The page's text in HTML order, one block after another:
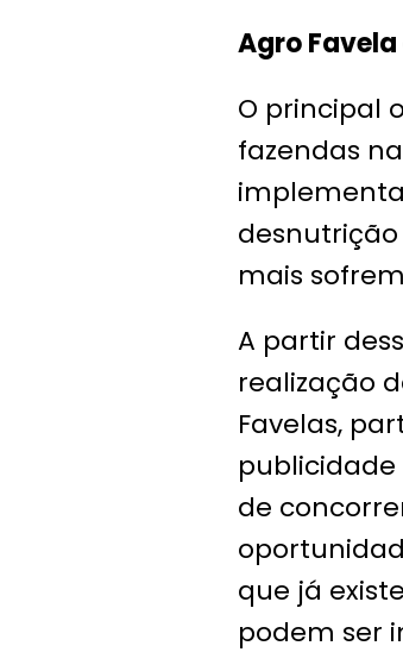
Agro Favela
O principal
fazendas
mais
A partir
realização
Favelas,
publicidade
de
que já
podem ser